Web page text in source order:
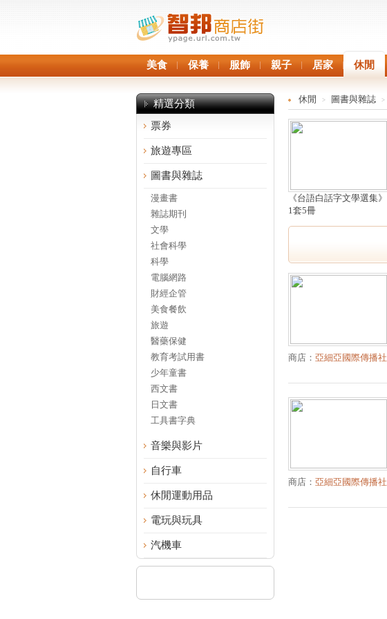
美食 保養 服飾 親子 居家 休閒
精選分類
票券
旅遊專區
圖書與雜誌
漫畫書
雜誌期刊
文學
社會科學
科學
電腦網路
財經企管
美食餐飲
旅遊
醫藥保健
教育考試用書
少年童書
西文書
日文書
工具書字典
音樂與影片
自行車
休閒運動用品
電玩與玩具
汽機車
休閒 > 圖書與雜誌 >
《台語白話字文學選集》
1套5冊
商店： 亞細亞國際傳播社
商店： 亞細亞國際傳播社